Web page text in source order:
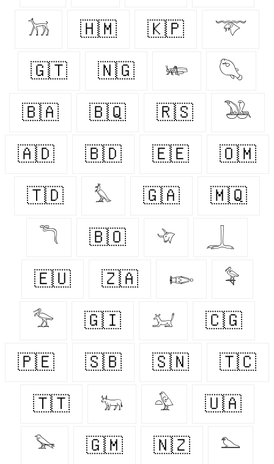
𓃡 🇭🇲 🇰🇵 𓄅
🇬🇹 🇳🇬 𓆧 𓆡
🇧🇦 🇧🇶 🇷🇸 𓅒
🇦🇩 🇧🇩 🇪🇪 🇴🇲
🇹🇩 𓅘 🇬🇦 🇲🇶
𓆕 🇧🇴 𓄀 𓆆
🇪🇺 🇿🇦 𓆢 𓅝
𓅡 🇬🇮 𓃫 🇨🇬
🇵🇪 🇸🇧 🇸🇳 🇹🇨
🇹🇹 𓃒 𓅲 🇺🇦
𓅨 🇬🇲 🇳🇿 𓅌